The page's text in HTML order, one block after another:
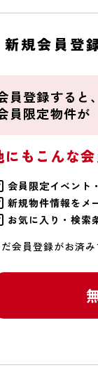
新規会員登
員登録すると
員限定物件が
にもこんな
会員限定イベント
新規物件情報をメ
お気に入り・検索
だ会員登録がお済